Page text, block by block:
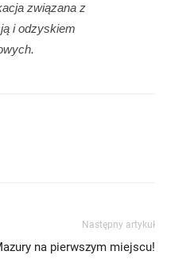
związana z
i odzyskiem
Następny artykuł
na pierwszym miejscu!